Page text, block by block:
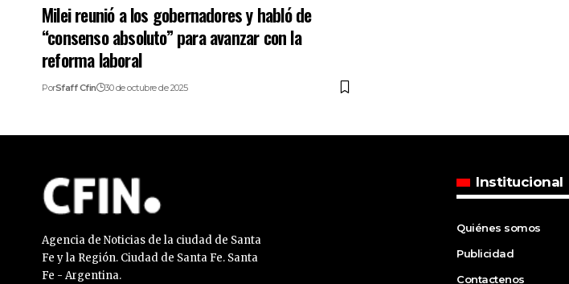
Milei reunió a los gobernadores y habló de
“consenso absoluto” para avanzar con la
reforma laboral
PorSfaff Cfin 30 de octubre de 2025
Agencia de Noticias de la ciudad de Santa
Fe y la Región. Ciudad de Santa Fe. Santa
Fe - Argentina.
Institucional
Quiénes somos
Publicidad
Contactenos